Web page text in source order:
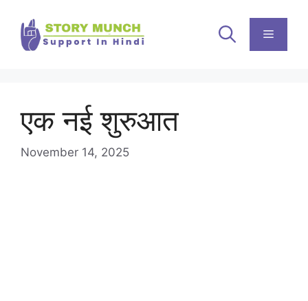
content
Menu
एक नई शुरुआत
November 14, 2025